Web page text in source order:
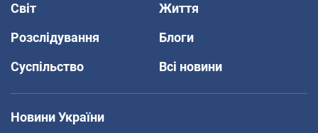
Світ
Життя
Розслідування
Блоги
Суспільство
Всі новини
Новини України